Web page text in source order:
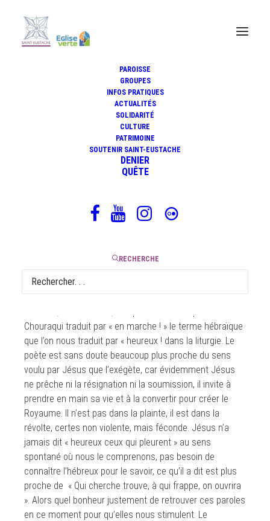
PAROISSE
GROUPES
INFOS PRATIQUES
ACTUALITÉS
SOLIDARITÉ
CULTURE
PATRIMOINE
SOUTENIR SAINT-EUSTACHE
DENIER
QUÊTE
RECHERCHE
Le bonheur dans la crise
30 octobre 2020 |
de la Toussaint ne sont pas des paroles de consolation,
Chouraqui traduit par « en marche ! » le terme hébraïque
que l’on nous traduit par « heureux ! dans la liturgie. Le
poète est sans doute beaucoup plus proche du sens
voulu par Jésus que l’exégète, car évidemment Jésus
ne prêche ni la résignation ni la soumission, il invite à
prendre en main sa vie et à la convertir pour créer le
Royaume. Il n’est pas dans la plainte, il est dans la
révolte, certes non violente, mais féconde. Jésus n’a
jamais dit « heureux ceux qui pleurent » au sens
spontané où nous le comprenons, pas besoin de
connaître l’hébreux pour le savoir, ce qu’il a dit est plus
proche de « Qui cherche trouve, à qui frappe, on ouvrira
». Alors quel bonheur justement de retrouver ces paroles
en ce moment pour qu’elles nous stimulent. Le